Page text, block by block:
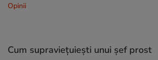
Opinii
Cum supraviețuiești unui șef prost